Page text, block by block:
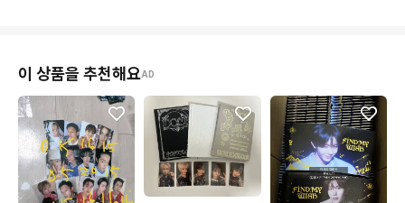
이 상품을 추천해요AD